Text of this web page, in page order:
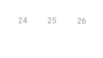
24 25 26